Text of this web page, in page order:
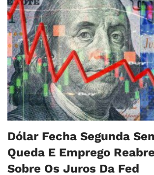
Dólar Fecha Segunda
Queda E Emprego
Sobre Os Juros Da Fed